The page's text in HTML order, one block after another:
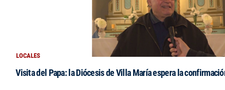
LOCALES
Visita del Papa: la Diócesis de Villa María espera la